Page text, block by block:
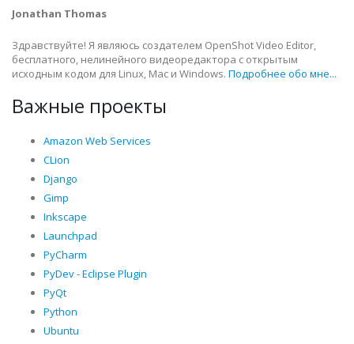
Jonathan Thomas
Здравствуйте! Я являюсь создателем OpenShot Video Editor,
бесплатного, нелинейного видеоредактора с открытым
исходным кодом для Linux, Mac и Windows. Подробнее обо мне...
Важные проекты
Amazon Web Services
CLion
Django
Gimp
Inkscape
Launchpad
PyCharm
PyDev - Eclipse Plugin
PyQt
Python
Ubuntu